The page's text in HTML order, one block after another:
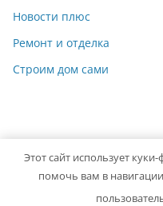
Новости плюс
Ремонт и отделка
Строим дом сами
Copyright © 2026 Мастер
Этот сайт использует
помочь вам в